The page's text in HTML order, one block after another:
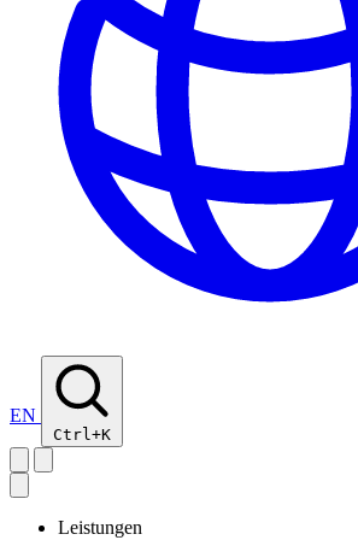
EN
Ctrl+K
Leistungen